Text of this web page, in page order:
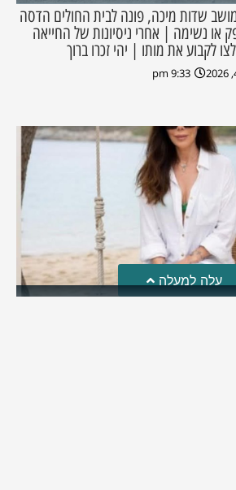
שדות מיכה, פונה לבית החולים הדסה
או נשימה | אחרי ניסיונות של החייאה
לקבוע את מותו | יהי זכרו ברוך
9:33 pm
עלה למעלה